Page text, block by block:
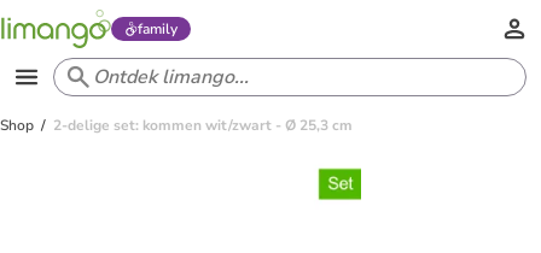
family
Shop 2-delige set: kommen wit/zwart - Ø 25,3 cm